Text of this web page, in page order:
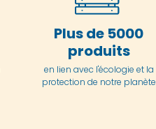
Plus de 5000
produits
en lien avec l'écologie et la
protection de notre planète